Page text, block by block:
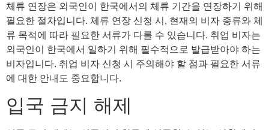
체류 연장은 외국인이 한국에서의 체류 기간을 연장하기 위해
필요한 절차입니다. 체류 연장 신청 시, 현재의 비자 종류와 체
류 목적에 따라 필요한 서류가 다를 수 있습니다. 취업 비자는
외국인이 한국에서 일하기 위해 필수적으로 발급받아야 하는
비자입니다. 취업 비자 신청 시 주의해야 할 점과 필요한 서류
에 대한 안내도 중요합니다.
입국 금지 해제